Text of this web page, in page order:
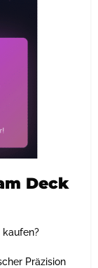
Deck
kaufen?
Präzision